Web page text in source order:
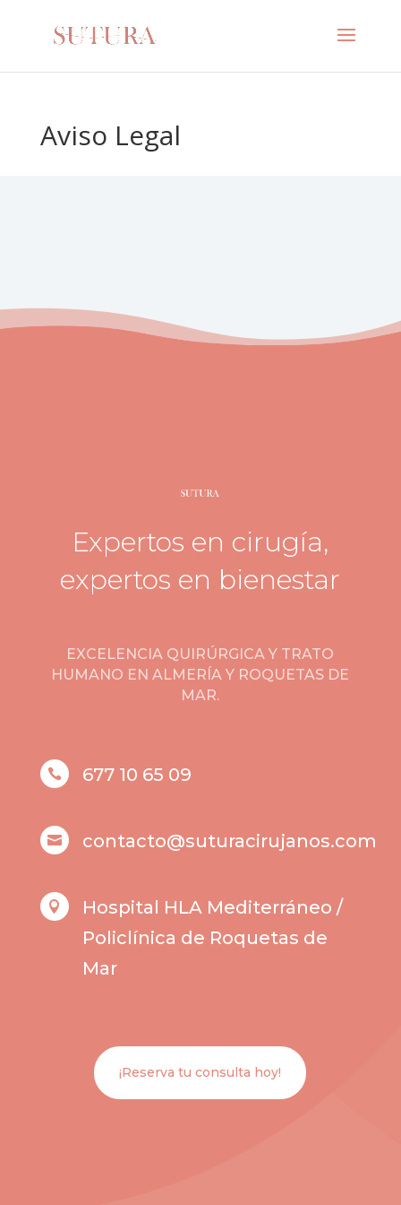
Aviso Legal
Expertos en cirugía,
expertos en bienestar
EXCELENCIA QUIRÚRGICA Y TRATO
HUMANO EN ALMERÍA Y ROQUETAS DE
MAR.
 677 10 65 09
 contacto@suturacirujanos.com

Hospital HLA Mediterráneo /
Policlínica de Roquetas de
Mar
¡Reserva tu consulta hoy!